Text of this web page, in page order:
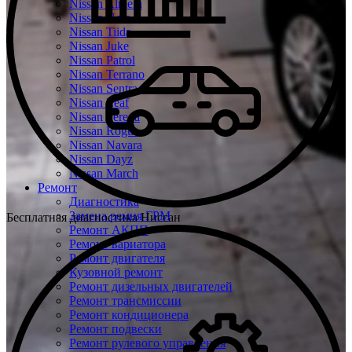
Nissan Almera
Nissan Note
Nissan Tiida
Nissan Juke
Nissan Patrol
Nissan Terrano
Nissan Sentra
Nissan Leaf
Nissan Serena
Nissan Rogue
Nissan Navara
Nissan Dayz
Nissan March
Ремонт
Диагностика
Замена ремня ГРМ
Ремонт АКПП
Ремонт вариатора
Ремонт двигателя
Кузовной ремонт
Ремонт дизельных двигателей
Ремонт трансмиссии
Ремонт кондиционера
Ремонт подвески
Ремонт рулевого управления
Бесплатная диагностика Ниссан